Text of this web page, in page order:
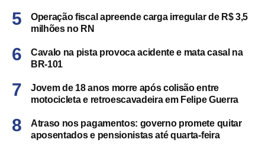
Operação fiscal apreende carga irregular de R$ 3,5
milhões no RN
Cavalo na pista provoca acidente e mata casal na
BR-101
Jovem de 18 anos morre após colisão entre
motocicleta e retroescavadeira em Felipe Guerra
Atraso nos pagamentos: governo promete quitar
aposentados e pensionistas até quarta-feira